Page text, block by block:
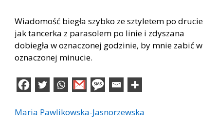
Wiadomość biegła szybko ze sztyletem po drucie
jak tancerka z parasolem po linie i zdyszana
dobiegła w oznaczonej godzinie, by mnie zabić w
oznaczonej minucie.
Maria Pawlikowska-Jasnorzewska